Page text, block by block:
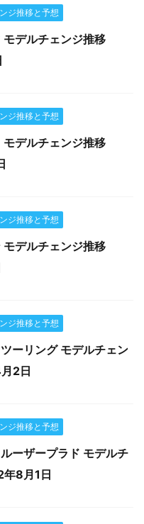
ジ推移と予想
モデルチェンジ推移
ジ推移と予想
モデルチェンジ推移
ジ推移と予想
モデルチェンジ推移
ジ推移と予想
ーリング モデルチェン
2日
ジ推移と予想
ーザープラド モデルチ
8月1日